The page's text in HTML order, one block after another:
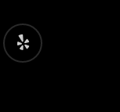
yelp